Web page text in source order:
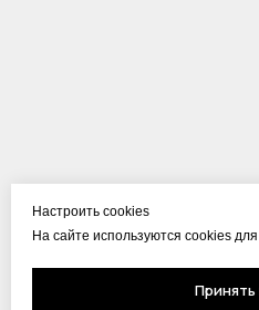
Настроить cookies
На сайте используются cookies
Принять